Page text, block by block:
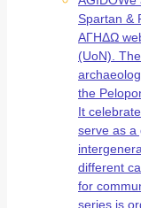
Spartan &
ΑΓΗΔΩ
(UoN).
the
It
serve as a
different
for
series is